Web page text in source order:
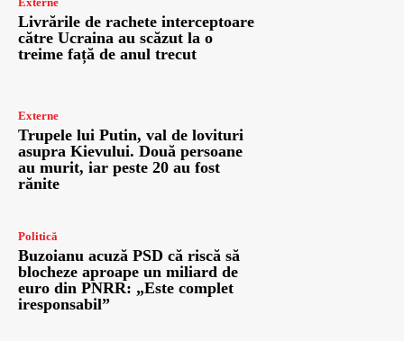
Livrările de rachete interceptoare
către Ucraina au scăzut la o
treime față de anul trecut
Externe
Trupele lui Putin, val de lovituri
asupra Kievului. Două persoane
au murit, iar peste 20 au fost
rănite
Politică
Buzoianu acuză PSD că riscă să
blocheze aproape un miliard de
euro din PNRR: „Este complet
iresponsabil”